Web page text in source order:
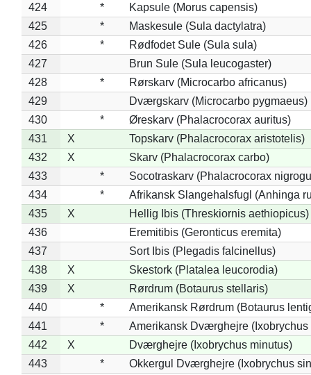
424
*
Kapsule (Morus capensis)
425
*
Maskesule (Sula dactylatra)
426
*
Rødfodet Sule (Sula sula)
427
Brun Sule (Sula leucogaster)
428
*
Rørskarv (Microcarbo africanus)
429
Dværgskarv (Microcarbo pygmaeus)
430
*
Øreskarv (Phalacrocorax auritus)
431
X
Topskarv (Phalacrocorax aristotelis)
432
X
Skarv (Phalacrocorax carbo)
433
*
Socotraskarv (Phalacrocorax
434
*
Afrikansk Slangehalsfugl (Anhinga
435
X
Hellig Ibis (Threskiornis aethiopicus)
436
Eremitibis (Geronticus eremita)
437
Sort Ibis (Plegadis falcinellus)
438
X
Skestork (Platalea leucorodia)
439
X
Rørdrum (Botaurus stellaris)
440
*
Amerikansk Rørdrum (Botaurus
441
*
Amerikansk Dværghejre (Ixobrychus
442
X
Dværghejre (Ixobrychus minutus)
443
*
Okkergul Dværghejre (Ixobrychus